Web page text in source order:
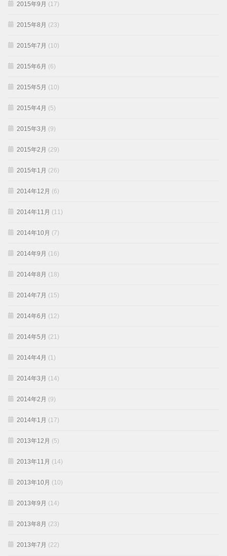
2015年9月 (17)
2015年8月 (23)
2015年7月 (10)
2015年6月 (6)
2015年5月 (10)
2015年4月 (5)
2015年3月 (9)
2015年2月 (29)
2015年1月 (26)
2014年12月 (6)
2014年11月 (11)
2014年10月 (7)
2014年9月 (16)
2014年8月 (18)
2014年7月 (15)
2014年6月 (12)
2014年5月 (21)
2014年4月 (1)
2014年3月 (14)
2014年2月 (9)
2014年1月 (17)
2013年12月 (5)
2013年11月 (14)
2013年10月 (10)
2013年9月 (14)
2013年8月 (23)
2013年7月 (22)